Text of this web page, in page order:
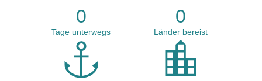
0
Tage unterwegs
0
Länder bereist